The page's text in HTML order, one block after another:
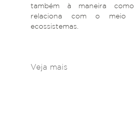
também à maneira
relaciona com o meio
ecossistemas.
Veja mais